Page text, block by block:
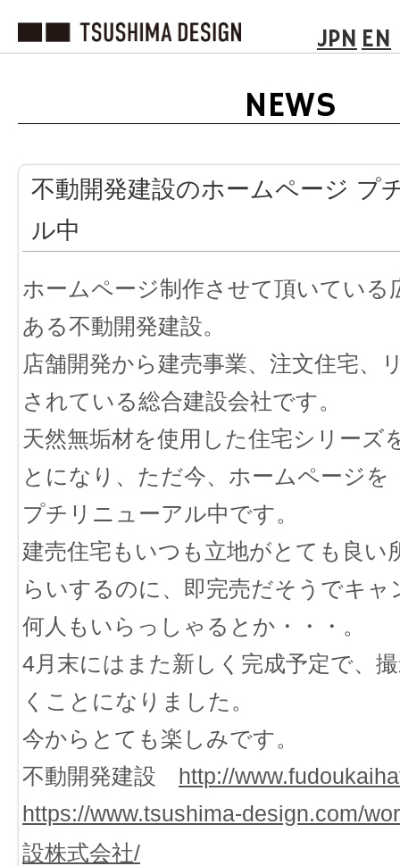
JPNEN
NEWS
不動開発建設のホームページ プ
ル中
ホームページ制作させて頂いている
ある不動開発建設。
店舗開発から建売事業、注文住宅、
されている総合建設会社です。
天然無垢材を使用した住宅シリーズ
とになり、ただ今、ホームページを
プチリニューアル中です。
建売住宅もいつも立地がとても良い
らいするのに、即完売だそうでキャ
何人もいらっしゃるとか・・・。
4月末にはまた新しく完成予定で、
くことになりました。
今からとても楽しみです。
不動開発建設 http://
https://www.tsushima-design.com/
設株式会社/